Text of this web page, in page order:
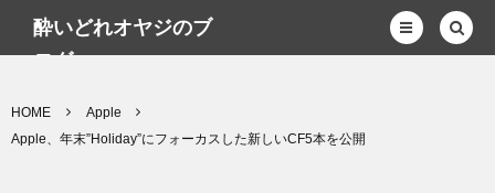
酔いどれオヤジのブ
ログwp
HOME
Apple
Apple、年末”Holiday”にフォーカスした新しいCF5本を公開